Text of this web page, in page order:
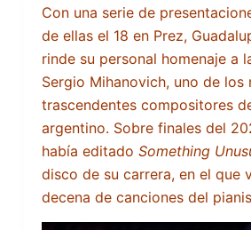
Con una serie de
de ellas el 18 en Prez,
rinde su personal homenaje a
Sergio Mihanovich, uno de los
trascendentes compositores
argentino. Sobre finales del
había editado Something
disco de su carrera, en el que
decena de canciones del